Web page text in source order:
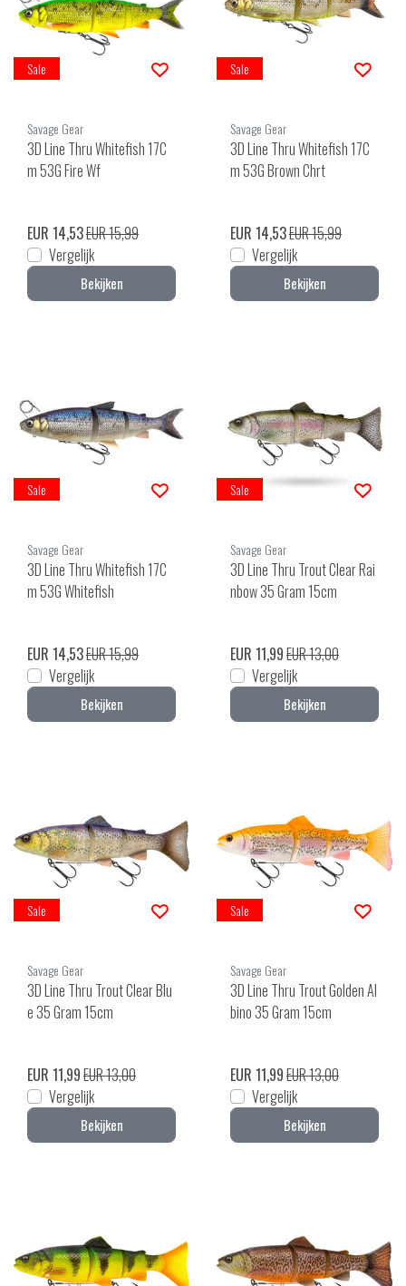
Sale
Savage Gear
3D Line Thru Whitefish 17C
m 53G Fire Wf
EUR 14,53EUR 15,99
Vergelijk
Bekijken
Sale
Savage Gear
3D Line Thru Whitefish 17C
m 53G Brown Chrt
EUR 14,53EUR 15,99
Vergelijk
Bekijken
Sale
Savage Gear
3D Line Thru Whitefish 17C
m 53G Whitefish
EUR 14,53EUR 15,99
Vergelijk
Bekijken
Sale
Savage Gear
3D Line Thru Trout Clear Rai
nbow 35 Gram 15cm
EUR 11,99EUR 13,00
Vergelijk
Bekijken
Sale
Savage Gear
3D Line Thru Trout Clear Blu
e 35 Gram 15cm
EUR 11,99EUR 13,00
Vergelijk
Bekijken
Sale
Savage Gear
3D Line Thru Trout Golden Al
bino 35 Gram 15cm
EUR 11,99EUR 13,00
Vergelijk
Bekijken